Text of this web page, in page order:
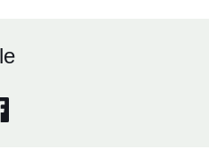
Fenster
einem neuen Fenster
sich in einem neuen Fenster